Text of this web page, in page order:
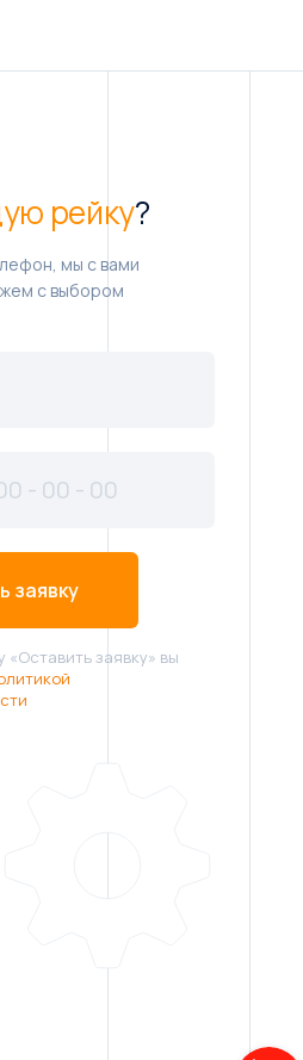
рейку?
мы с вами
с выбором
заявку
заявку» вы